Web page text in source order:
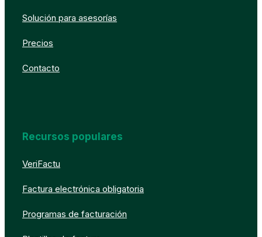
Solución para asesorías
Precios
Contacto
Recursos populares
VeriFactu
Factura electrónica obligatoria
Programas de facturación